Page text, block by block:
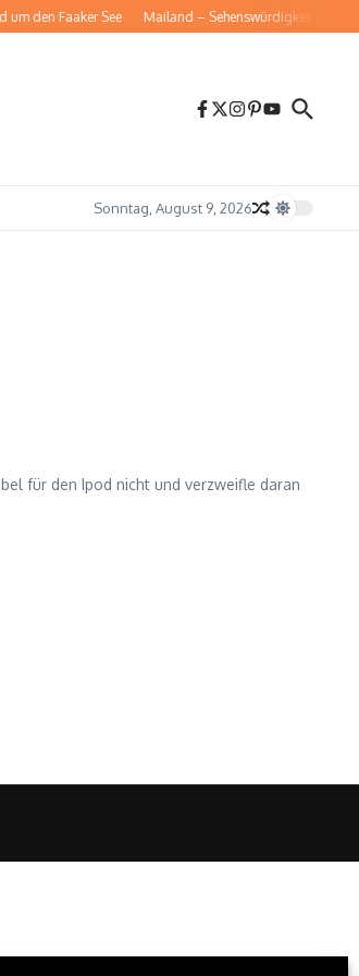
den Faaker See Mailand – Sehenswürdigkeiten für
Sonntag, August 9, 2026
für den Ipod nicht und verzweifle daran